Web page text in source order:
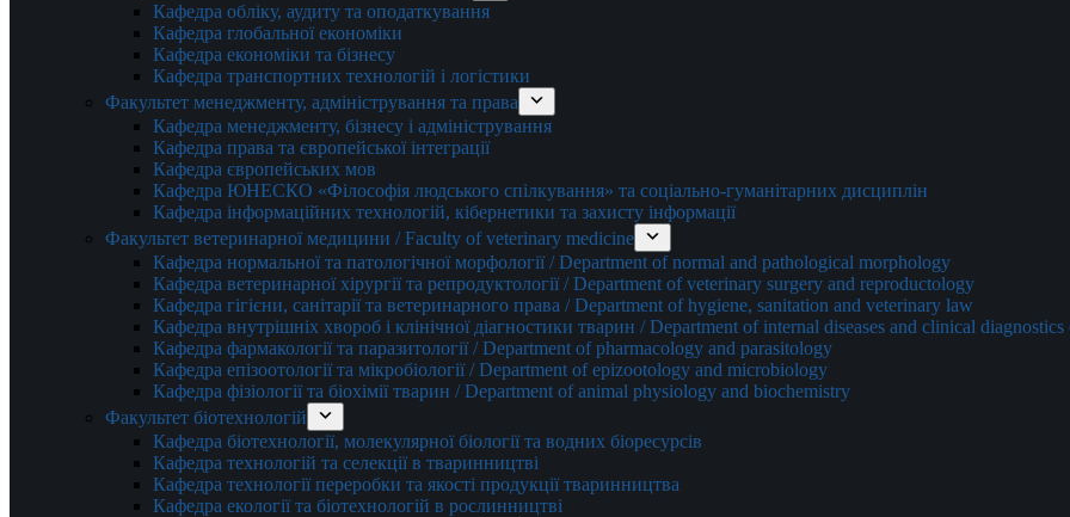
Кафедра обліку, аудиту та оподаткування
Кафедра глобальної економіки
Кафедра економіки та бізнесу
Кафедра транспортних технологій і логістики
Факультет менеджменту, адміністрування та права
Кафедра менеджменту, бізнесу і адміністрування
Кафедра права та європейської інтеграції
Кафедра європейських мов
Кафедра ЮНЕСКО «Філософія людського спілкування» та соціально-гуманітарних дисциплін
Кафедра інформаційних технологій, кібернетики та захисту інформації
Факультет ветеринарної медицини / Faculty of veterinary medicine
Кафедра нормальної та патологічної морфології / Department of normal and pathological morphology
Кафедра ветеринарної хірургії та репродуктології / Department of veterinary surgery and reproductology
Кафедра гігієни, санітарії та ветеринарного права / Department of hygiene, sanitation and veterinary law
Кафедра внутрішніх хвороб і клінічної діагностики тварин / Department of internal diseases and clinical
Кафедра фармакології та паразитології / Department of pharmacology and parasitology
Кафедра епізоотології та мікробіології / Department of epizootology and microbiology
Кафедра фізіології та біохімії тварин / Department of animal physiology and biochemistry
Факультет біотехнологій
Кафедра біотехнології, молекулярної біології та водних біоресурсів
Кафедра технологій та селекції в тваринництві
Кафедра технології переробки та якості продукції тваринництва
Кафедра екології та біотехнологій в рослинництві